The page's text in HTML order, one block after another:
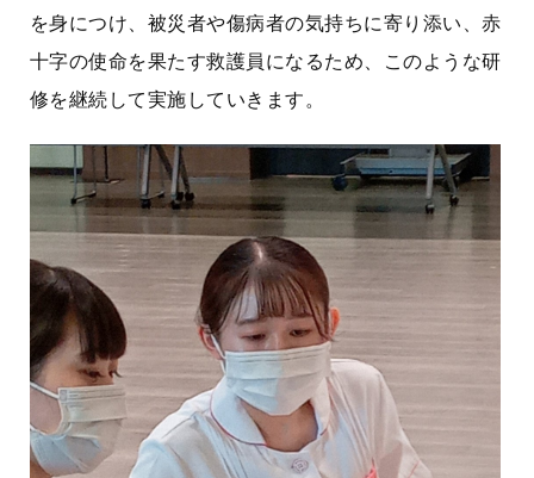
を身につけ、被災者や傷病者の気持ちに寄り添い、赤
十字の使命を果たす救護員になるため、このような研
修を継続して実施していきます。